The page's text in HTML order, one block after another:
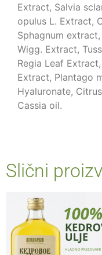
Extract, Salvia
opulus L. Extract,
Sphagnum
Wigg. Extract,
Regia Leaf
Extract, Plantago
Hyaluronate,
Cassia oil.
Slični